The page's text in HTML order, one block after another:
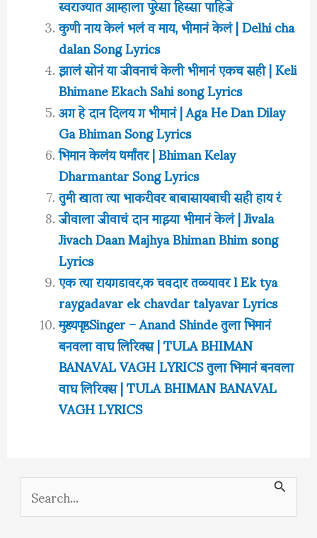
कुणी नाय केलं भलं व माय, भीमानं केलं | Delhi cha
dalan Song Lyrics
झालं सोनं या जीवनाचं केली भीमानं एकच सही | Keli
Bhimane Ekach Sahi song Lyrics
अग हे दान दिलय ग भीमानं | Aga He Dan Dilay
Ga Bhiman Song Lyrics
भिमान केलंय धर्मांतर | Bhiman Kelay
Dharmantar Song Lyrics
तुमी खाता त्या भाकरीवर बाबासायबाची सही हाय रं
जीवाला जीवाचं दान माझ्या भीमानं केलं | Jivala
Jivach Daan Majhya Bhiman Bhim song
Lyrics
एक त्या रायगडावर,क चवदार तळ्यावर l Ek tya
raygadavar ek chavdar talyavar Lyrics
मुख्यपृष्ठSinger – Anand Shinde तुला भिमानं
बनवला वाघ लिरिक्स | TULA BHIMAN
BANAVAL VAGH LYRICS तुला भिमानं बनवला
वाघ लिरिक्स | TULA BHIMAN BANAVAL
VAGH LYRICS
S
e